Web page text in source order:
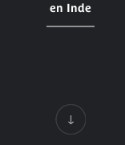
en Inde